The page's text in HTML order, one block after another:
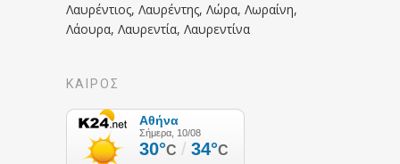
Λαυρέντιος, Λαυρέντης, Λώρα, Λωραίνη,
Λάουρα, Λαυρεντία, Λαυρεντίνα
ΚΑΙΡΟΣ